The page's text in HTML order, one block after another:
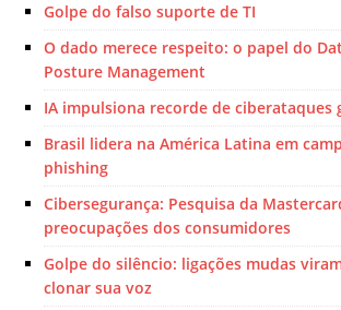
Golpe do falso suporte de TI
O dado merece respeito: o papel do
Posture Management
IA impulsiona recorde de ciberataques
Brasil lidera na América Latina em
phishing
Cibersegurança: Pesquisa da
preocupações dos consumidores
Golpe do silêncio: ligações mudas
clonar sua voz